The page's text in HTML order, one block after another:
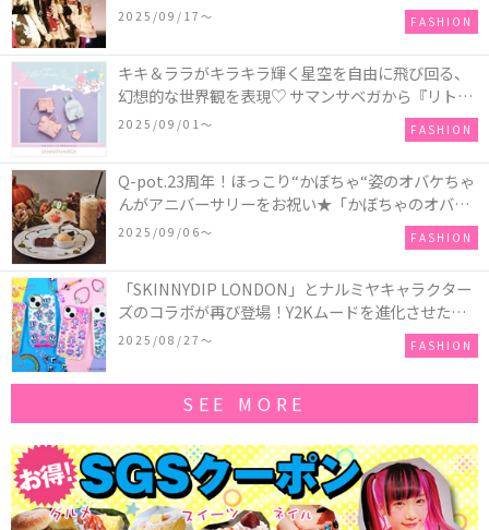
2025/09/17〜 FASHION
キキ＆ララがキラキラ輝く星空を自由に飛び回る、
幻想的な世界観を表現♡ サマンサベガから『リトル
ツインスターズ』50周年アニバーサリーイヤー』を
2025/09/01〜 FASHION
Q-pot.23周年！ほっこり“かぼちゃ“姿のオバケちゃ
んがアニバーサリーをお祝い★「かぼちゃのオバケ
ーキアクセサリー」が新発売！Q-pot CAFE.では
「かぼちゃのオバケーキプレート」も登場
2025/09/06〜 FASHION
「SKINNYDIP LONDON」とナルミヤキャラクター
ズのコラボが再び登場！Y2Kムードを進化させた新
作コレクションを発売♪
2025/08/27〜 FASHION
SEE MORE